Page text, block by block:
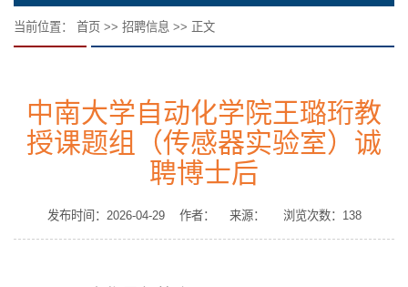
当前位置： 首页 >> 招聘信息 >> 正文
中南大学自动化学院王璐珩教
授课题组（传感器实验室）诚
聘博士后
发布时间：2026-04-29 作者： 来源： 浏览次数： 138